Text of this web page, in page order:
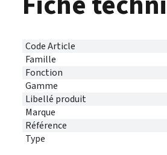
Code Article
Famille
Fonction
Gamme
Libellé produit
Marque
Référence
Type